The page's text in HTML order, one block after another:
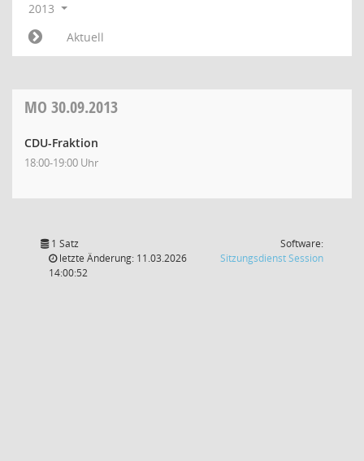
2013
Aktuell
MO 30.09.2013
CDU-Fraktion
18:00-19:00 Uhr
1 Satz
letzte Änderung: 11.03.2026
14:00:52
Software:
SitzungsdienstSession(Wird in